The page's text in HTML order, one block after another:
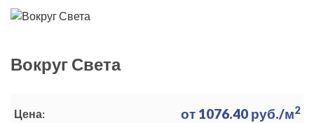
Вокруг Света
Цена: от 1076.40 руб./м2